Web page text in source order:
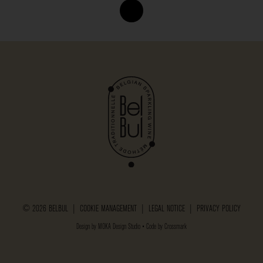
© 2026 BELBUL | COOKIE MANAGEMENT LEGAL NOTICE PRIVACY POLICY
Design by MOKA Design Studio • Code by Crossmark